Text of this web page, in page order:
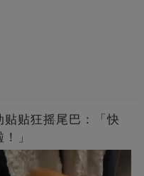
贴狂摇尾巴：「快
」